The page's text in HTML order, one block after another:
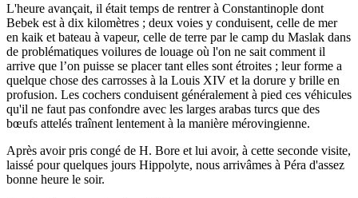
L'heure avançait, il était temps de rentrer à Constantinople dont
Bebek est à dix kilomètres ; deux voies y conduisent, celle de mer
en kaik et bateau à vapeur, celle de terre par le camp du Maslak dans
de problématiques voilures de louage où l'on ne sait comment il
arrive que l’on puisse se placer tant elles sont étroites ; leur forme a
quelque chose des carrosses à la Louis XIV et la dorure y brille en
profusion. Les cochers conduisent généralement à pied ces véhicules
qu'il ne faut pas confondre avec les larges arabas turcs que des
bœufs attelés traînent lentement à la manière mérovingienne.
Après avoir pris congé de H. Bore et lui avoir, à cette seconde visite,
laissé pour quelques jours Hippolyte, nous arrivâmes à Péra d'assez
bonne heure le soir.